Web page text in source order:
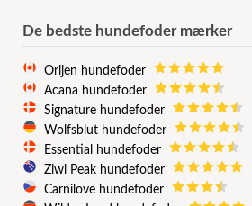
De bedste hundefoder mærker
Orijen hundefoder
Acana hundefoder
Signature hundefoder
Wolfsblut hundefoder
Essential hundefoder
Ziwi Peak hundefoder
Carnilove hundefoder